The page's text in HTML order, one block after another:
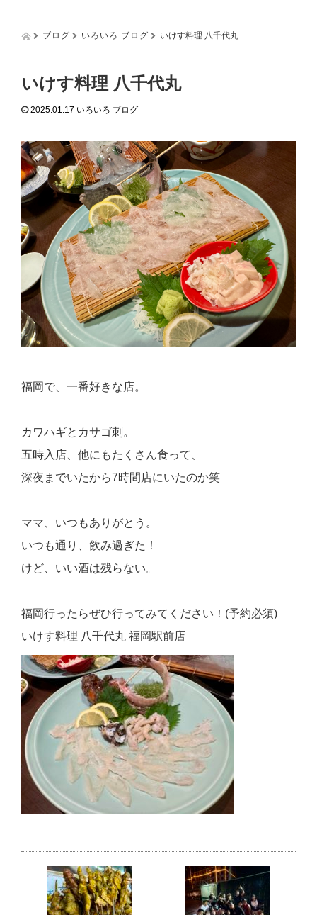
t
ブログ いろいろ ブログ いけす料理 八千代丸
いけす料理 八千代丸
2025.01.17 いろいろ ブログ
福岡で、一番好きな店。
カワハギとカサゴ刺。
五時入店、他にもたくさん食って、
深夜までいたから7時間店にいたのか笑
ママ、いつもありがとう。
いつも通り、飲み過ぎた！
けど、いい酒は残らない。
福岡行ったらぜひ行ってみてください！(予約必須)
いけす料理 八千代丸 福岡駅前店